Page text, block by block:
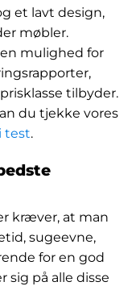
et lavt design,
møbler.
mulighed for
tilbyder.
du tjekke vores
test.
kræver, at man
sugeevne,
for en god
sig på alle disse